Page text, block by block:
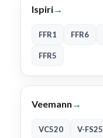
Ispiri→
FFR1 FFR6
FFR5
Veemann →
VC520 V-FS25